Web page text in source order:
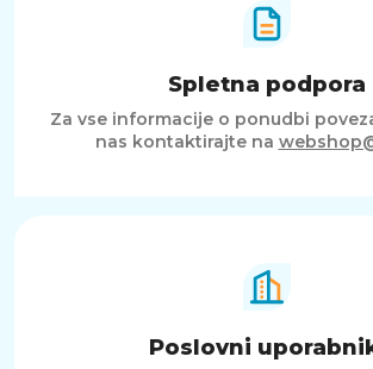
Spletna podpora
Za vse informacije o ponudbi
nas kontaktirajte na
Poslovni